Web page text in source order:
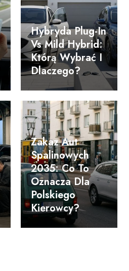
Hybryda Plug-In
Vs Mild Hybrid:
Którą Wybrać I
Dlaczego?
Zakaz Aut
Spalinowych
2035: Co To
Oznacza Dla
Polskiego
Kierowcy?